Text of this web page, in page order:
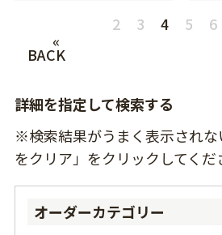
«
BACK
2 3 4 5 6
詳細を指定して検索する
※検索結果がうまく表示されな
をクリア」をクリックしてくだ
オーダーカテゴリー